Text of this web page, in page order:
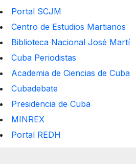
Portal SCJM
Centro de Estudios Martianos
Biblioteca Nacional José Martí
Cuba Periodistas
Academia de Ciencias de Cuba
Cubadebate
Presidencia de Cuba
MINREX
Portal REDH